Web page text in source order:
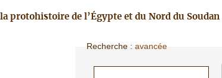
protohistoire de l’Égypte et du Nord du Soudan
Recherche :avancée